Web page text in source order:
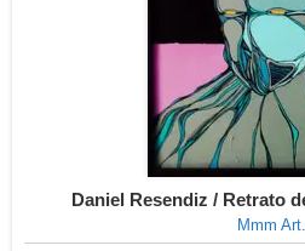
Daniel Resendiz / Retrato
Mmm Art.